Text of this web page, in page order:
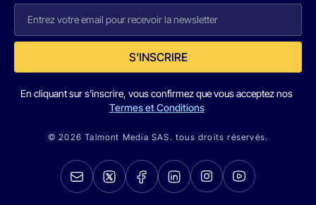
S'INSCRIRE
En cliquant sur s'inscrire, vous confirmez que vous acceptez nos
Termes et Conditions
© 2026 Talmont Media SAS. tous droits réservés.